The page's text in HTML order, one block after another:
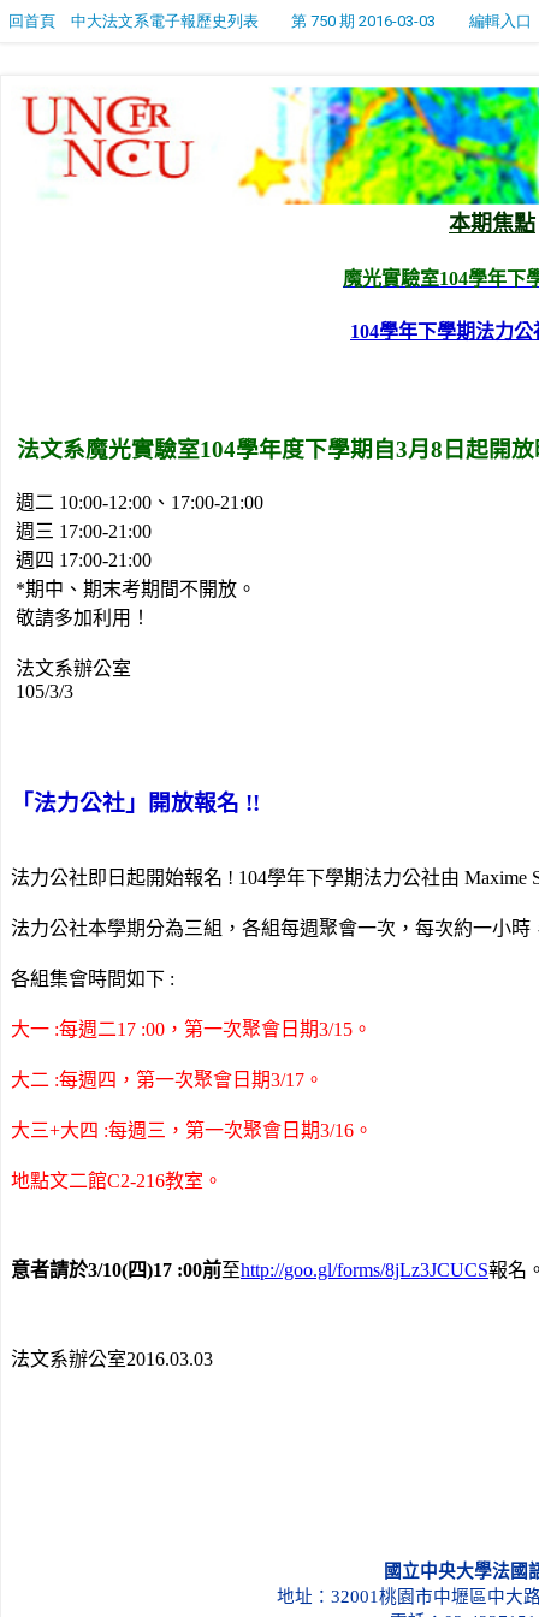
回首頁 中大法文系電子報歷史列表 第 750 期 2016-03-03 編輯入口